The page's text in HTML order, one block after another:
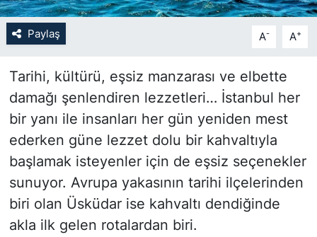
Paylaş A- A+
Tarihi, kültürü, eşsiz manzarası ve elbette
damağı şenlendiren lezzetleri… İstanbul her
bir yanı ile insanları her gün yeniden mest
ederken güne lezzet dolu bir kahvaltıyla
başlamak isteyenler için de eşsiz seçenekler
sunuyor. Avrupa yakasının tarihi ilçelerinden
biri olan Üsküdar ise kahvaltı dendiğinde
akla ilk gelen rotalardan biri.
SEKTÖR
SİYASET
SON DAKİKA HABERİ
SPOR
TEKNOLOJİ
TÜRKİYE VE DÜNYA GÜNDEMİ